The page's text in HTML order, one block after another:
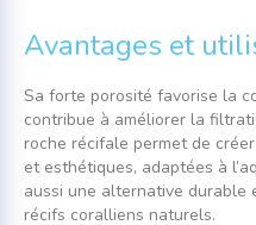
Avantages et
Sa forte porosité favorise la
contribue à améliorer la
roche récifale permet de
et esthétiques, adaptées à
aussi une alternative durable
récifs coralliens naturels.